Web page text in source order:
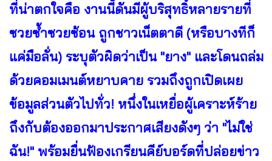
ที่น่าตกใจคือ งานนี้ดันมีผู้บริสุทธิ์หลายรายที่
ซวยซ้ำซวยซ้อน ถูกชาวเน็ตตาดี (หรือบางทีก็
แค่มือลั่น) ระบุตัวผิดว่าเป็น "ยาง" และโดนถล่ม
ด้วยคอมเมนต์หยาบคาย รวมถึงถูกเปิดเผย
ข้อมูลส่วนตัวไปทั่ว! หนึ่งในเหยื่อผู้เคราะห์ร้าย
ถึงกับต้องออกมาประกาศเสียงดังๆ ว่า "ไม่ใช่
ฉัน!" พร้อมยื่นฟ้องเกรียนคีย์บอร์ดที่ปล่อยข่าว